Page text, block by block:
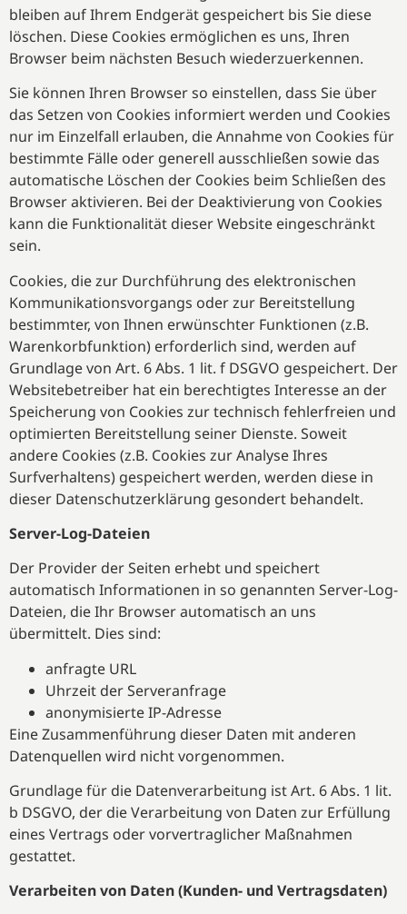
bleiben auf Ihrem Endgerät gespeichert bis Sie diese
löschen. Diese Cookies ermöglichen es uns, Ihren
Browser beim nächsten Besuch wiederzuerkennen.
Sie können Ihren Browser so einstellen, dass Sie über
das Setzen von Cookies informiert werden und Cookies
nur im Einzelfall erlauben, die Annahme von Cookies für
bestimmte Fälle oder generell ausschließen sowie das
automatische Löschen der Cookies beim Schließen des
Browser aktivieren. Bei der Deaktivierung von Cookies
kann die Funktionalität dieser Website eingeschränkt
sein.
Cookies, die zur Durchführung des elektronischen
Kommunikationsvorgangs oder zur Bereitstellung
bestimmter, von Ihnen erwünschter Funktionen (z.B.
Warenkorbfunktion) erforderlich sind, werden auf
Grundlage von Art. 6 Abs. 1 lit. f DSGVO gespeichert. Der
Websitebetreiber hat ein berechtigtes Interesse an der
Speicherung von Cookies zur technisch fehlerfreien und
optimierten Bereitstellung seiner Dienste. Soweit
andere Cookies (z.B. Cookies zur Analyse Ihres
Surfverhaltens) gespeichert werden, werden diese in
dieser Datenschutzerklärung gesondert behandelt.
Server-Log-Dateien
Der Provider der Seiten erhebt und speichert
automatisch Informationen in so genannten Server-Log-
Dateien, die Ihr Browser automatisch an uns
übermittelt. Dies sind:
anfragte URL
Uhrzeit der Serveranfrage
anonymisierte IP-Adresse
Eine Zusammenführung dieser Daten mit anderen
Datenquellen wird nicht vorgenommen.
Grundlage für die Datenverarbeitung ist Art. 6 Abs. 1 lit.
b DSGVO, der die Verarbeitung von Daten zur Erfüllung
eines Vertrags oder vorvertraglicher Maßnahmen
gestattet.
Verarbeiten von Daten (Kunden- und Vertragsdaten)